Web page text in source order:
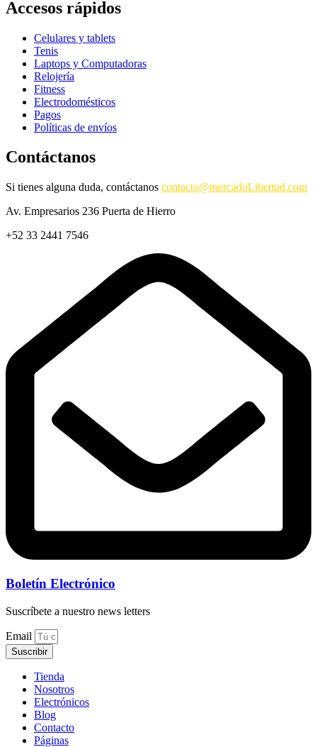
Accesos rápidos
Celulares y tablets
Tenis
Laptops y Computadoras
Relojería
Fitness
Electrodomésticos
Pagos
Políticas de envíos
Contáctanos
Si tienes alguna duda, contáctanos contacto@mercadoLibertad.com
Av. Empresarios 236 Puerta de Hierro
+52 33 2441 7546
Boletín Electrónico
Suscríbete a nuestro news letters
Email
Suscribir
Tienda
Nosotros
Electrónicos
Blog
Contacto
Páginas